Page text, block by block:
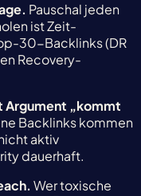
Pauschal jeden
ist Zeit-
30-Backlinks (DR
Recovery-
Argument „kommt
Backlinks kommen
aktiv
dauerhaft.
Wer toxische